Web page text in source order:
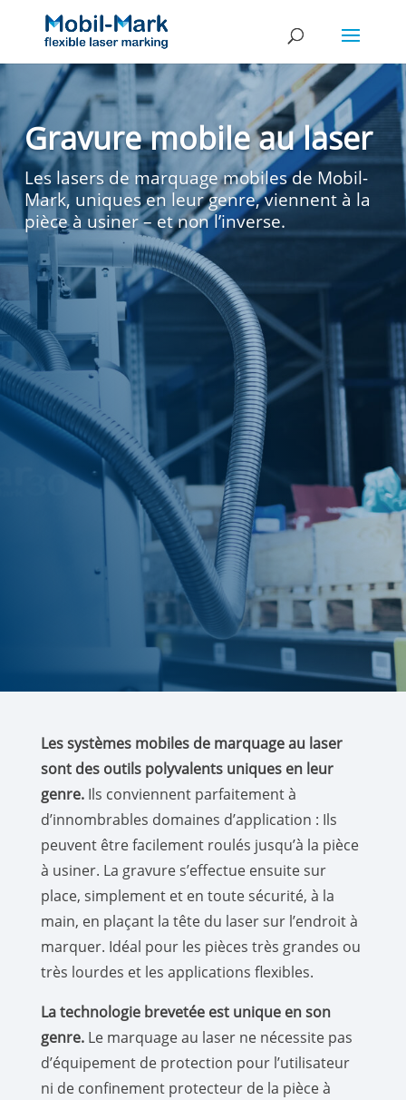
Gravure mobile au laser
Les lasers de marquage mobiles de Mobil-
Mark, uniques en leur genre, viennent à la
pièce à usiner – et non l’inverse.
Les systèmes mobiles de marquage au laser
sont des outils polyvalents uniques en leur
genre.Ils conviennent parfaitement à
d’innombrables domaines d’application : Ils
peuvent être facilement roulés jusqu’à la pièce
à usiner. La gravure s’effectue ensuite sur
place, simplement et en toute sécurité, à la
main, en plaçant la tête du laser sur l’endroit à
marquer. Idéal pour les pièces très grandes ou
très lourdes et les applications flexibles.
La technologie brevetée est unique en son
genre.Le marquage au laser ne nécessite pas
d’équipement de protection pour l’utilisateur
ni de confinement protecteur de la pièce à